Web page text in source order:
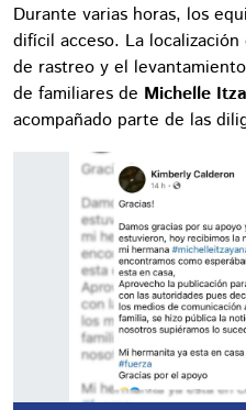
Durante varias horas, los
difícil acceso. La
de rastreo y el
de familiares de Michelle
acompañado parte de las